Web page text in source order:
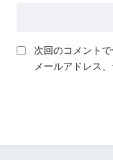
次回のコメント
メールアドレス